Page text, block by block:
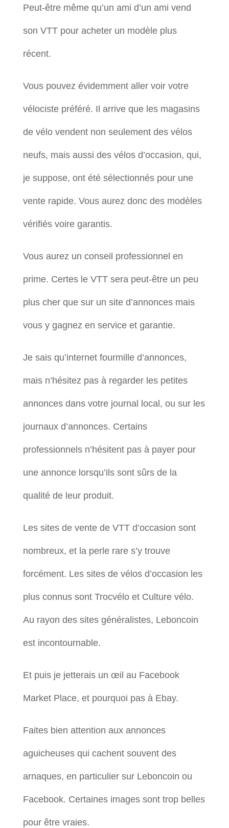
Peut-être même qu’un ami d’un ami vend
son VTT pour acheter un modèle plus
récent.
Vous pouvez évidemment aller voir votre
vélociste préféré. Il arrive que les magasins
de vélo vendent non seulement des vélos
neufs, mais aussi des vélos d’occasion, qui,
je suppose, ont été sélectionnés pour une
vente rapide. Vous aurez donc des modèles
vérifiés voire garantis.
Vous aurez un conseil professionnel en
prime. Certes le VTT sera peut-être un peu
plus cher que sur un site d’annonces mais
vous y gagnez en service et garantie.
Je sais qu’internet fourmille d’annonces,
mais n’hésitez pas à regarder les petites
annonces dans votre journal local, ou sur les
journaux d’annonces. Certains
professionnels n’hésitent pas à payer pour
une annonce lorsqu’ils sont sûrs de la
qualité de leur produit.
Les sites de vente de VTT d’occasion sont
nombreux, et la perle rare s’y trouve
forcément. Les sites de vélos d’occasion les
plus connus sont Trocvélo et Culture vélo.
Au rayon des sites généralistes, Leboncoin
est incontournable.
Et puis je jetterais un œil au Facebook
Market Place, et pourquoi pas à Ebay.
Faites bien attention aux annonces
aguicheuses qui cachent souvent des
arnaques, en particulier sur Leboncoin ou
Facebook. Certaines images sont trop belles
pour être vraies.